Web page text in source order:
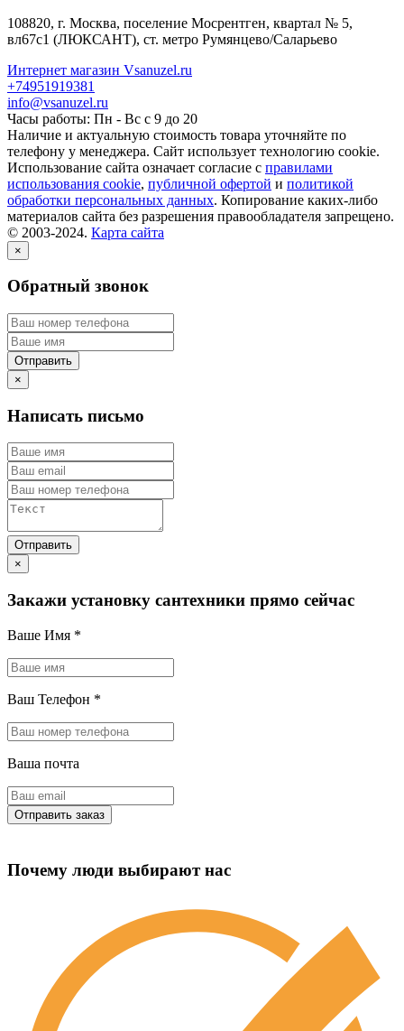
108820, г. Москва, поселение Мосрентген, квартал № 5,
вл67с1 (ЛЮКСАНТ), ст. метро Румянцево/Саларьево
Интернет магазин Vsanuzel.ru
+74951919381
info@vsanuzel.ru
Часы работы: Пн - Вс с 9 до 20
Наличие и актуальную стоимость товара уточняйте по
телефону у менеджера. Сайт использует технологию cookie.
Использование сайта означает согласие с правилами
использования cookie, публичной офертой и политикой
обработки персональных данных. Копирование каких-либо
материалов сайта без разрешения правообладателя запрещено.
© 2003-2024. Карта сайта
×
Обратный звонок
×
Написать письмо
×
Закажи установку сантехники прямо сейчас
Ваше Имя *
Ваш Телефон *
Ваша почта
Почему люди выбирают нас